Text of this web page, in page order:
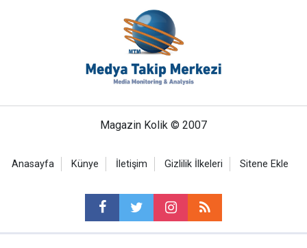
Magazin Kolik © 2007
Anasayfa Künye İletişim Gizlilik İlkeleri Sitene Ekle